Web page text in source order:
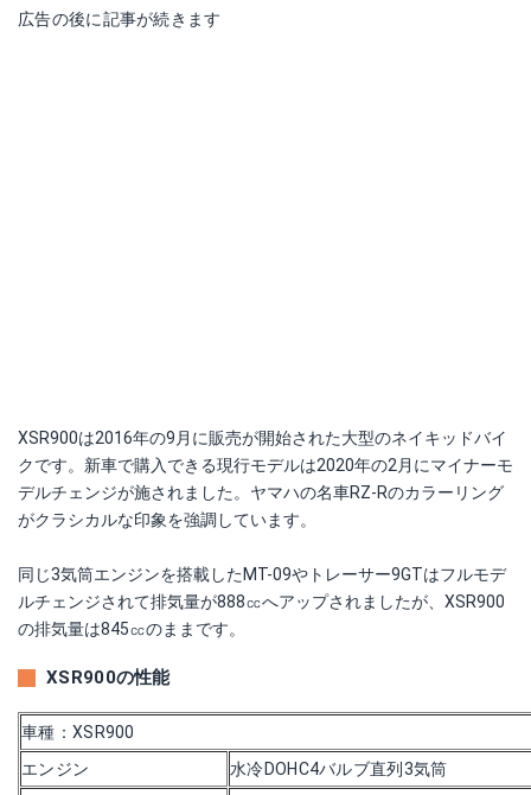
広告の後に記事が続きます
XSR900は2016年の9月に販売が開始された大型のネイキッドバイ
クです。新車で購入できる現行モデルは2020年の2月にマイナーモ
デルチェンジが施されました。ヤマハの名車RZ-Rのカラーリング
がクラシカルな印象を強調しています。
同じ3気筒エンジンを搭載したMT-09やトレーサー9GTはフルモデ
ルチェンジされて排気量が888㏄へアップされましたが、XSR900
の排気量は845㏄のままです。
XSR900の性能
車種：XSR900
エンジン
水冷DOHC4バルブ直列3気筒